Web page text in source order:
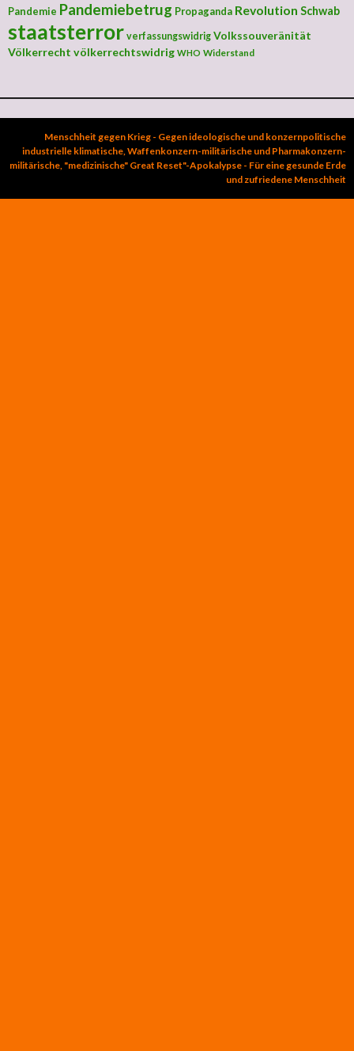
Pandemie Pandemiebetrug Propaganda Revolution Schwab
staatsterror verfassungswidrig Volkssouveränität
Völkerrecht völkerrechtswidrig WHO Widerstand
Menschheit gegen Krieg - Gegen ideologische und konzernpolitische
industrielle klimatische, Waffenkonzern-militärische und Pharmakonzern-
militärische, "medizinische" Great Reset"-Apokalypse - Für eine gesunde Erde
und zufriedene Menschheit